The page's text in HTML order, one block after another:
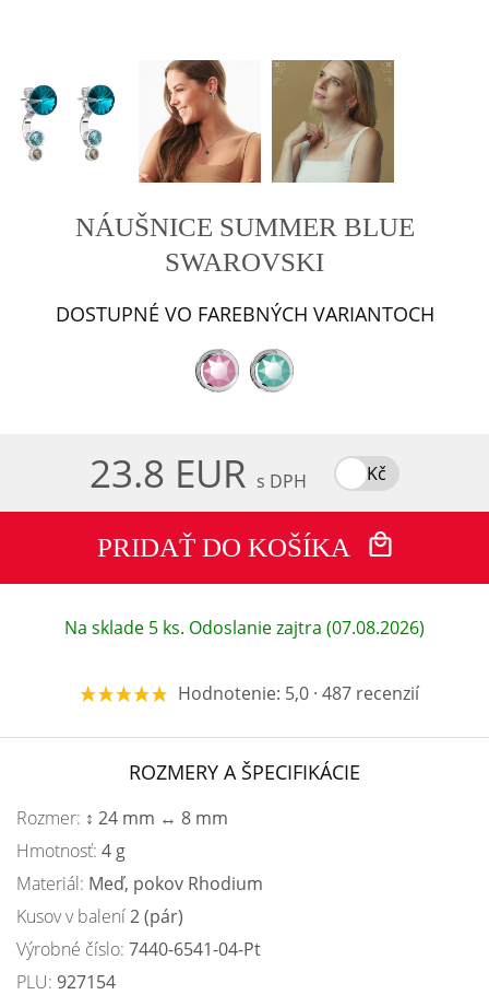
NÁUŠNICE SUMMER BLUE
SWAROVSKI
DOSTUPNÉ VO FAREBNÝCH VARIANTOCH
23.8 EUR s DPH Kč
PRIDAŤ DO KOŠÍKA
Na sklade 5 ks. Odoslanie zajtra (07.08.2026)
Hodnotenie: 5,0 · 487 recenzií
ROZMERY A ŠPECIFIKÁCIE
Rozmer: ↕ 24 mm ↔ 8 mm
Hmotnosť: 4 g
Materiál: Meď, pokov Rhodium
Kusov v balení2 (pár)
Výrobné číslo: 7440-6541-04-Pt
PLU: 927154